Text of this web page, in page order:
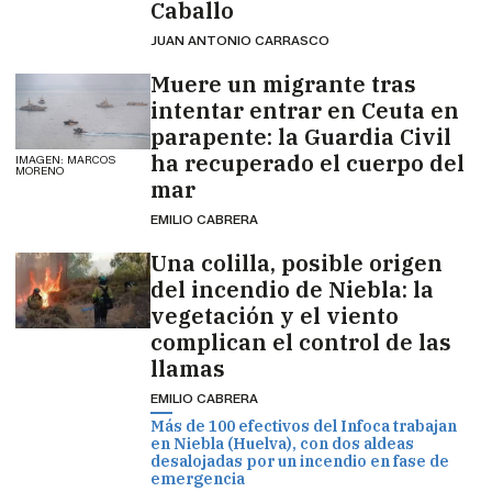
Caballo
JUAN ANTONIO CARRASCO
IMAGEN: MARCOS
MORENO
Muere un migrante tras
intentar entrar en Ceuta en
parapente: la Guardia Civil
ha recuperado el cuerpo del
mar
EMILIO CABRERA
Una colilla, posible origen
del incendio de Niebla: la
vegetación y el viento
complican el control de las
llamas
EMILIO CABRERA
Más de 100 efectivos del Infoca trabajan
en Niebla (Huelva), con dos aldeas
desalojadas por un incendio en fase de
emergencia